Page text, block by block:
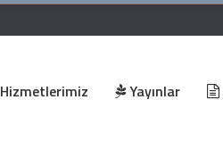
Hizmetlerimiz Yayınlar